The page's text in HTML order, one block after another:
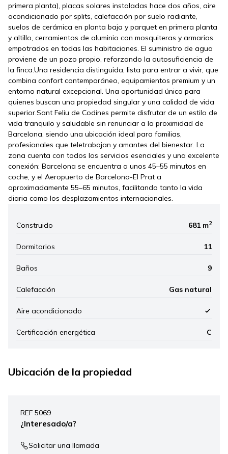
primera planta), placas solares instaladas hace dos años, aire
acondicionado por splits, calefacción por suelo radiante,
suelos de cerámica en planta baja y parquet en primera planta
y altillo, cerramientos de aluminio con mosquiteras y armarios
empotrados en todas las habitaciones. El suministro de agua
proviene de un pozo propio, reforzando la autosuficiencia de
la finca.Una residencia distinguida, lista para entrar a vivir, que
combina confort contemporáneo, equipamientos premium y un
entorno natural excepcional. Una oportunidad única para
quienes buscan una propiedad singular y una calidad de vida
superior.Sant Feliu de Codines permite disfrutar de un estilo de
vida tranquilo y saludable sin renunciar a la proximidad de
Barcelona, siendo una ubicación ideal para familias,
profesionales que teletrabajan y amantes del bienestar. La
zona cuenta con todos los servicios esenciales y una excelente
conexión: Barcelona se encuentra a unos 45–55 minutos en
coche, y el Aeropuerto de Barcelona-El Prat a
aproximadamente 55–65 minutos, facilitando tanto la vida
diaria como los desplazamientos internacionales.
Construido 681 m2
Dormitorios 11
Baños 9
Calefacción Gas natural
Aire acondicionado
Certificación energética C
Ubicación de la propiedad
−
REF 5069
¿Interesado/a?
Solicitar una llamada